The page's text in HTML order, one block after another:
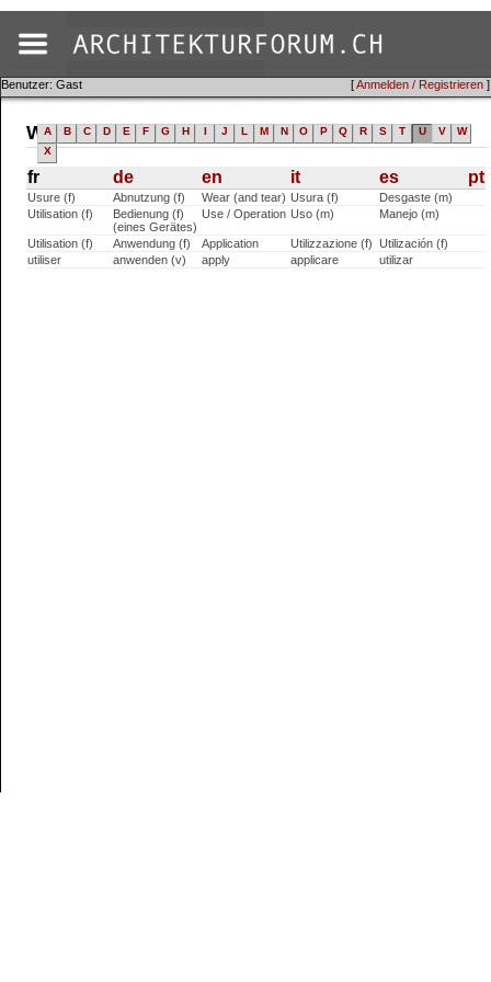
[Anmelden / Registrieren ]
Benutzer: Gast
Wörterbuch (fr)
A B C D E F G H I J L M N O P Q R S T U V
W
X
fr de en it es pt
Usure (f) Abnutzung (f) Wear (and tear) Usura (f)
Desgaste (m)
Utilisation (f)
Bedienung (f)
(eines Gerätes)
Use / Operation Uso (m) Manejo (m)
Utilisation (f) Anwendung (f) Application Utilizzazione (f)
Utilización (f)
utiliser
anwenden (v) apply applicare utilizar